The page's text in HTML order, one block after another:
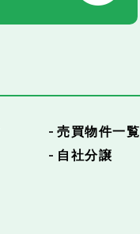
売買物件一覧
自社分譲